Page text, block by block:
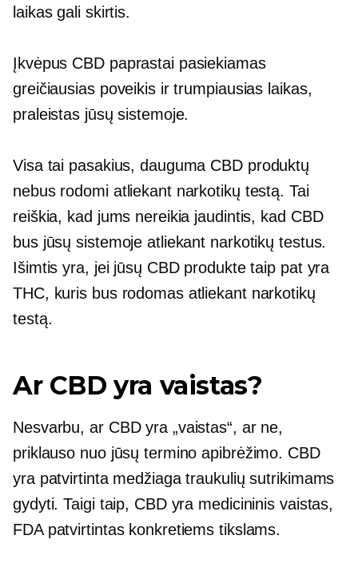
laikas gali skirtis.
Įkvėpus CBD paprastai pasiekiamas
greičiausias poveikis ir trumpiausias laikas,
praleistas jūsų sistemoje.
Visa tai pasakius, dauguma CBD produktų
nebus rodomi atliekant narkotikų testą. Tai
reiškia, kad jums nereikia jaudintis, kad CBD
bus jūsų sistemoje atliekant narkotikų testus.
Išimtis yra, jei jūsų CBD produkte taip pat yra
THC, kuris bus rodomas atliekant narkotikų
testą.
Ar CBD yra vaistas?
Nesvarbu, ar CBD yra „vaistas“, ar ne,
priklauso nuo jūsų termino apibrėžimo. CBD
yra patvirtinta medžiaga traukulių sutrikimams
gydyti. Taigi taip, CBD yra medicininis vaistas,
FDA patvirtintas konkretiems tikslams.